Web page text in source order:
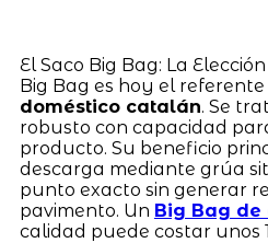
El Saco Big Bag: La
Big Bag es hoy el
doméstico catalán. Se
robusto con capacidad
producto. Su beneficio
descarga mediante grúa
punto exacto sin generar
pavimento. Un Big Bag de
calidad puede costar unos